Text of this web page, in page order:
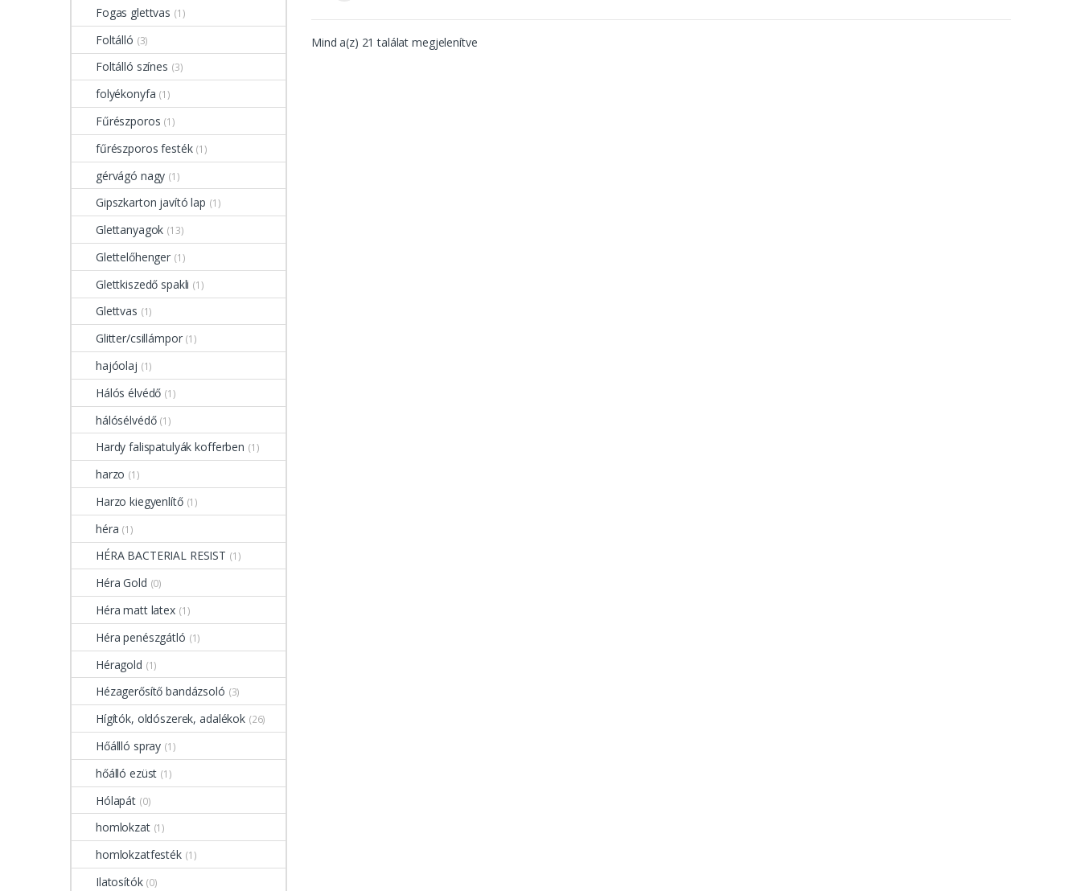
Mind a(z) 21 találat megjelenítve
Fogas glettvas (1)
Foltálló (3)
Foltálló színes (3)
folyékonyfa (1)
Fűrészporos (1)
fűrészporos festék (1)
gérvágó nagy (1)
Gipszkarton javító lap (1)
Glettanyagok (13)
Glettelőhenger (1)
Glettkiszedő spakli (1)
Glettvas (1)
Glitter/csillámpor (1)
hajóolaj (1)
Hálós élvédő (1)
hálósélvédő (1)
Hardy falispatulyák kofferben (1)
harzo (1)
Harzo kiegyenlítő (1)
héra (1)
HÉRA BACTERIAL RESIST (1)
Héra Gold (0)
Héra matt latex (1)
Héra penészgátló (1)
Héragold (1)
Hézagerősítő bandázsoló (3)
Hígítók, oldószerek, adalékok (26)
Hőállló spray (1)
hőálló ezüst (1)
Hólapát (0)
homlokzat (1)
homlokzatfesték (1)
Ilatosítók (0)